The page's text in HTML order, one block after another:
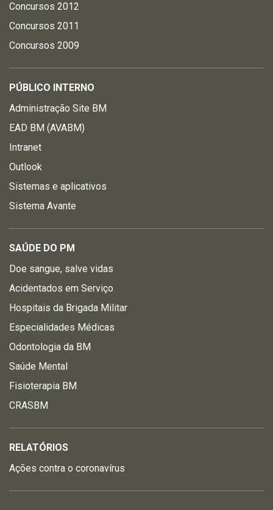
Concursos 2012
Concursos 2011
Concursos 2009
PÚBLICO INTERNO
Administração Site BM
EAD BM (AVABM)
Intranet
Outlook
Sistemas e aplicativos
Sistema Avante
SAÚDE DO PM
Doe sangue, salve vidas
Acidentados em Serviço
Hospitais da Brigada Militar
Especialidades Médicas
Odontologia da BM
Saúde Mental
Fisioterapia BM
CRASBM
RELATÓRIOS
Ações contra o coronavírus